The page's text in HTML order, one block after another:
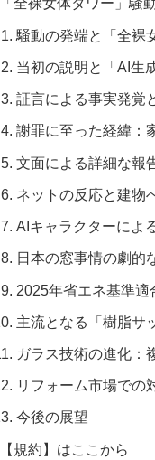
騒動の発端と「全裸
当初の説明と「AI生
証言による事実発覚
謝罪に至った経緯：
文面による詳細な報
ネットの反応と建物
AIキャラクターによ
日本の窓事情の劇的
2025年省エネ基準適
主流となる「樹脂サ
ガラス技術の進化：
リフォーム市場での
今後の展望
【規約】はここから